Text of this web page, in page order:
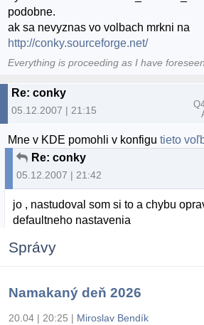
podobne.
ak sa nevyznas vo volbach mrkni na
http://conky.sourceforge.net/
Everything is proceeding as I have foreseen.
Re: conky
05.12.2007 | 21:15
Mne v KDE pomohli v konfigutieto
Re: conky
05.12.2007 | 21:42
jo , nastudoval som si to a chybu
defaultneho nastavenia
Správy
Namakaný deň 2026
20.04 | 20:25 | Miroslav Bendík